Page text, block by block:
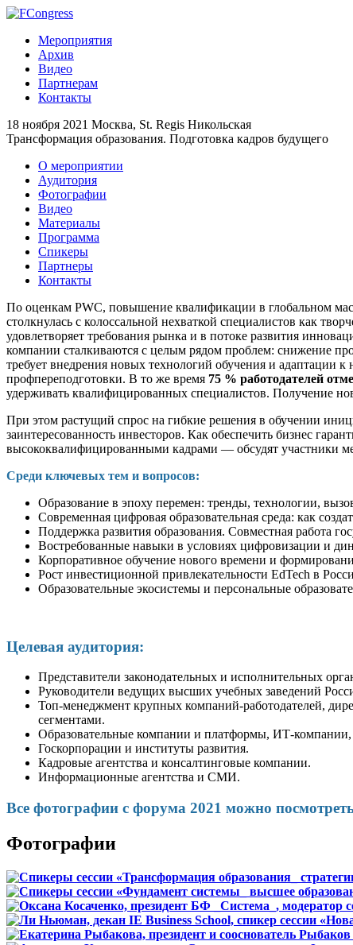
Мероприятия
Архив
Видео
Партнерам
Контакты
18 ноября 2021 Москва, St. Regis Никольская
Трансформация образования. Подготовка кадров будущего
О мероприятии
Аудитория
Фотографии
Видео
Материалы
Программа
Спикеры
Партнеры
Контакты
По оценкам PWC, повышение квалификации в глобальном
столкнулась с колоссальной нехваткой специалистов как
удовлетворяет требования рынка и в потоке развития
компании сталкиваются с целым рядом проблем: снижение
требует внедрения новых технологий обучения и адаптации
профпереподготовки. В то же время 75 % работодателей
удерживать квалифицированных специалистов. Получение
При этом растущий спрос на гибкие решения в обучении
заинтересованность инвесторов. Как обеспечить бизнес
высококвалифицированными кадрами — обсудят участники
Среди ключевых тем и вопросов:
Образование в эпоху перемен: тренды, технологии,
Современная цифровая образовательная среда: как
Поддержка развития образования. Совместная работа
Востребованные навыки в условиях цифровизации и
Корпоративное обучение нового времени и
Рост инвестиционной привлекательности EdTech в
Образовательные экосистемы и персональные
Целевая аудитория:
Представители законодательных и исполнительных
Руководители ведущих высших учебных заведений
Топ-менеджмент крупных компаний-работодателей,
сегментами.
Образовательные компании и платформы, ИТ-компании,
Госкорпорации и институты развития.
Кадровые агентства и консалтинговые компании.
Информационные агентства и СМИ.
Все фотографии с форума 2021 можно
Фотографии